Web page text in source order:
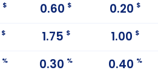
$ 0.60 $ 0.20 $
$ 1.75 $ 1.00 $
% 0.30 % 0.40 %